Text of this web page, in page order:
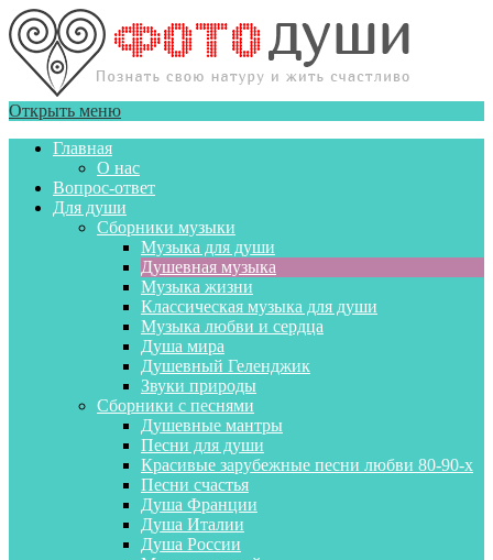
Открыть меню
Главная
О нас
Вопрос-ответ
Для души
Сборники музыки
Музыка для души
Душевная музыка
Музыка жизни
Классическая музыка для души
Музыка любви и сердца
Душа мира
Душевный Геленджик
Звуки природы
Сборники с песнями
Душевные мантры
Песни для души
Красивые зарубежные песни любви 80-90-х
Песни счастья
Душа Франции
Душа Италии
Душа России